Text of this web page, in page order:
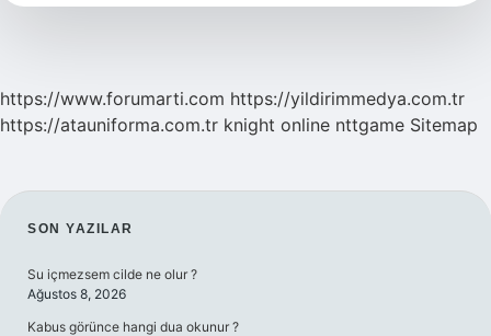
https://www.forumarti.com https://yildirimmedya.com.tr
https://atauniforma.com.tr knight online nttgame Sitemap
SIDEBAR
SON YAZILAR
Su içmezsem cilde ne olur ?
Ağustos 8, 2026
Kabus görünce hangi dua okunur ?